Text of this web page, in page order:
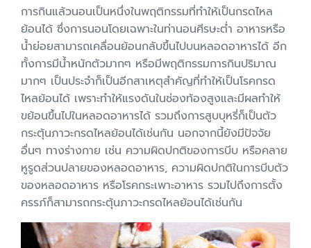
การกินแล้วนอนเป็นหนึ่งในพฤติกรรมที่ทำให้เป็นกรดไหล
ย้อนได้ ซึ่งการนอนโดยเฉพาะในท่านอนศีรษะต่ำ อาหารหรือ
น้ำย่อยสามารถเคลื่อนย้อนกลับขึ้นไปบนหลอดอาหารได้ อีก
ทั้งการมีน้ำหนักตัวมากๆ หรือมีพฤติกรรมการกินปริมาณ
มากๆ เป็นประจำก็เป็นอีกสาเหตุสำคัญที่ทำให้เป็นโรคกรด
ไหลย้อนได้ เพราะทำให้แรงดันในช่องท้องสูงและมีผลทำให้
ขย้อนขึ้นไปในหลอดอาหารได้ รวมถึงการสูบบุหรี่ก็เป็นตัว
กระตุ้นภาวะกรดไหลย้อนได้เช่นกัน นอกจากนี้ยังมีปัจจัย
อื่นๆ ทางร่างกาย เช่น ความผิดปกติของการบีบ หรือคลาย
หูรูดส่วนปลายของหลอดอาหาร, ความผิดปกติในการบีบตัว
ของหลอดอาหาร หรือโรคกระเพาะอาหาร รวมไปถึงการตั้ง
ครรภ์ก็สามารถกระตุ้นภาวะกรดไหลย้อนได้เช่นกัน